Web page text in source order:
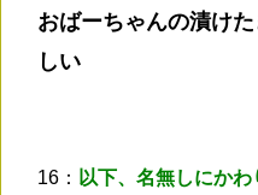
おばーちゃんの漬け
しい
16： 以下、名無しにか